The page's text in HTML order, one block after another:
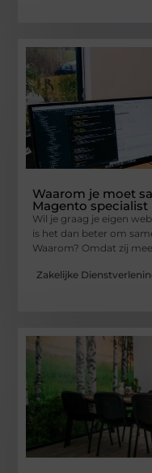
Waarom je moet
Magento specialist
Wil je graag je eigen
is het dan beter om
Waarom? Omdat zij
Zakelijke